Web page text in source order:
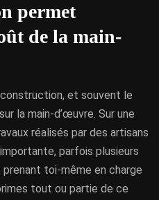
permet
de la main-
et souvent le
la main-d’œuvre. Sur une
réalisés par des artisans
parfois plusieurs
prenant toi-même en charge
tout ou partie de ce